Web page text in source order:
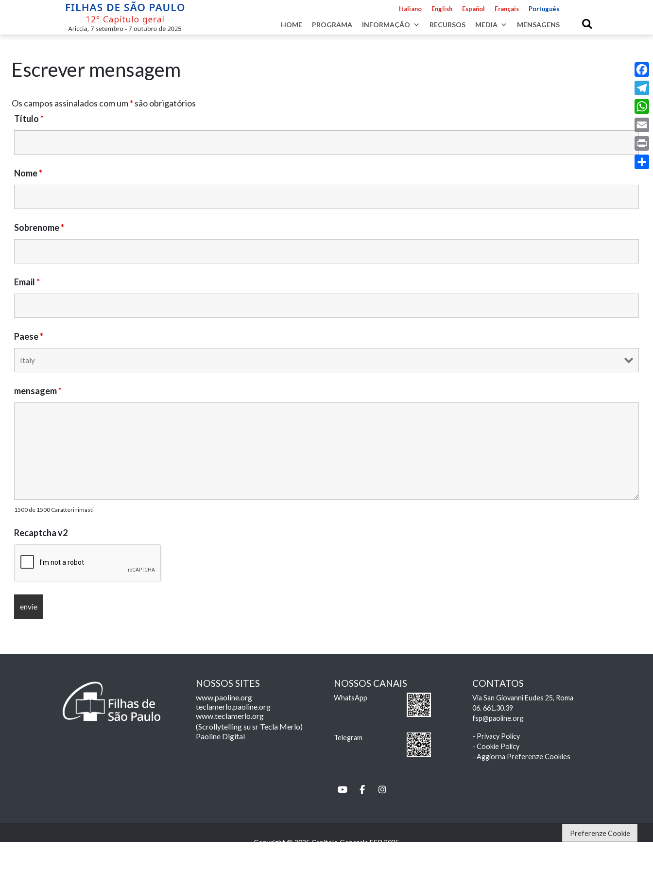
content
Italiano English Español Français Português
HOME PROGRAMA INFORMAÇÃO RECURSOS MEDIA MENSAGENS
Escrever mensagem
Os campos assinalados com um* são obrigatórios
Título*
Nome*
Sobrenome*
Email*
Paese*
mensagem*
1500 de 1500 Caratteri rimasti
Recaptcha v2
NOSSOS SITES
www.paoline.org
teclamerlo.paoline.org
www.teclamerlo.org
(Scrollytelling su sr Tecla Merlo)
Paoline Digital
NOSSOS CANAIS
WhatsApp
Telegram
CONTATOS
Via San Giovanni Eudes 25, Roma
06. 661.30.39
fsp@paoline.org
- Privacy Policy
- Cookie Policy
- Aggiorna Preferenze Cookies
Copyright © 2025 Capitolo Generale FSP 2025
Print
Preferenze Cookie